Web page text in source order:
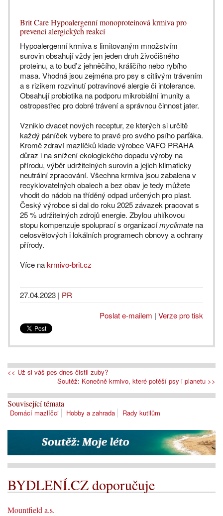
Brit Care Hypoalergenní monoproteinová krmiva pro
prevenci alergických reakcí
Hypoalergenní krmiva s limitovaným množstvím
surovin obsahují vždy jen jeden druh živočišného
proteinu, a to buď z jehněčího, králičího nebo rybího
masa. Vhodná jsou zejména pro psy s citlivým trávením
a s rizikem rozvinutí potravinové alergie či intolerance.
Obsahují probiotika na podporu mikrobiální imunity a
ostropestřec pro dobré trávení a správnou činnost jater.
Vzniklo dvacet nových receptur, ze kterých si určitě
každý páníček vybere to pravé pro svého psího parťáka.
Kromě zdraví mazlíčků klade výrobce VAFO PRAHA
důraz i na snížení ekologického dopadu výroby na
přírodu, výběr udržitelných surovin a jejich klimaticky
neutrální zpracování. Všechna krmiva jsou zabalena v
recyklovatelných obalech a bez obav je tedy můžete
vhodit do nádob na tříděný odpad určených pro plast.
Český výrobce si dal do roku 2025 závazek pracovat s
25 % udržitelných zdrojů energie. Zbylou uhlíkovou
stopu kompenzuje spoluprací s organizacímyclimate na
celosvětových i lokálních programech obnovy a ochrany
přírody.
Více nakrmivo-brit.cz
27.04.2023 | PR
Poslat e-mailem | Verze pro tisk
<< Už si váš pes dnes čistil zuby?
Soutěž: Konečně krmivo, které potěší psy i planetu >>
Související témata
Domácí mazlíčci Hobby a zahrada Rady kutilům
BYDLENÍ.CZ doporučuje
Mountfield a.s.